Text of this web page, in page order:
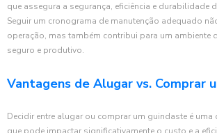
que assegura a segurança, eficiência e durabilidade
Seguir um cronograma de manutenção adequado
operação, mas também contribui para um ambiente
seguro e produtivo.
Vantagens de Alugar vs. Comprar
Decidir entre alugar ou comprar um guindaste é